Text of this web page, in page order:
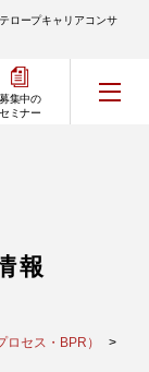
ロープキャリアコンサ
募集中の
セミナー
報
セス・BPR）